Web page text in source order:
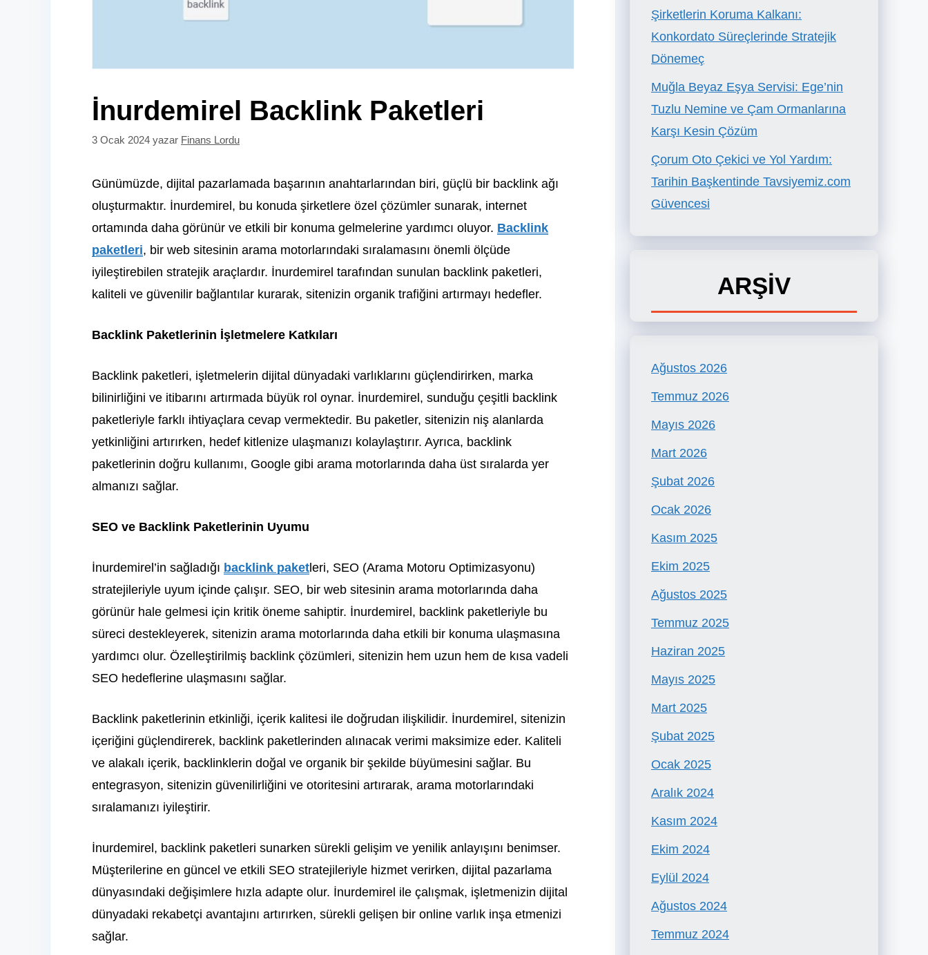
İnurdemirel Backlink Paketleri
3 Ocak 2024 yazar Finans Lordu
Günümüzde, dijital pazarlamada başarının anahtarlarından biri, güçlü bir backlink ağı
oluşturmaktır. İnurdemirel, bu konuda şirketlere özel çözümler sunarak, internet
ortamında daha görünür ve etkili bir konuma gelmelerine yardımcı oluyor. Backlink
paketleri, bir web sitesinin arama motorlarındaki sıralamasını önemli ölçüde
iyileştirebilen stratejik araçlardır. İnurdemirel tarafından sunulan backlink paketleri,
kaliteli ve güvenilir bağlantılar kurarak, sitenizin organik trafiğini artırmayı hedefler.
Backlink Paketlerinin İşletmelere Katkıları
Backlink paketleri, işletmelerin dijital dünyadaki varlıklarını güçlendirirken, marka
bilinirliğini ve itibarını artırmada büyük rol oynar. İnurdemirel, sunduğu çeşitli backlink
paketleriyle farklı ihtiyaçlara cevap vermektedir. Bu paketler, sitenizin niş alanlarda
yetkinliğini artırırken, hedef kitlenize ulaşmanızı kolaylaştırır. Ayrıca, backlink
paketlerinin doğru kullanımı, Google gibi arama motorlarında daha üst sıralarda yer
almanızı sağlar.
SEO ve Backlink Paketlerinin Uyumu
İnurdemirel’in sağladığı backlink paketleri, SEO (Arama Motoru Optimizasyonu)
stratejileriyle uyum içinde çalışır. SEO, bir web sitesinin arama motorlarında daha
görünür hale gelmesi için kritik öneme sahiptir. İnurdemirel, backlink paketleriyle bu
süreci destekleyerek, sitenizin arama motorlarında daha etkili bir konuma ulaşmasına
yardımcı olur. Özelleştirilmiş backlink çözümleri, sitenizin hem uzun hem de kısa vadeli
SEO hedeflerine ulaşmasını sağlar.
Backlink paketlerinin etkinliği, içerik kalitesi ile doğrudan ilişkilidir. İnurdemirel, sitenizin
içeriğini güçlendirerek, backlink paketlerinden alınacak verimi maksimize eder. Kaliteli
ve alakalı içerik, backlinklerin doğal ve organik bir şekilde büyümesini sağlar. Bu
entegrasyon, sitenizin güvenilirliğini ve otoritesini artırarak, arama motorlarındaki
sıralamanızı iyileştirir.
İnurdemirel, backlink paketleri sunarken sürekli gelişim ve yenilik anlayışını benimser.
Müşterilerine en güncel ve etkili SEO stratejileriyle hizmet verirken, dijital pazarlama
dünyasındaki değişimlere hızla adapte olur. İnurdemirel ile çalışmak, işletmenizin dijital
dünyadaki rekabetçi avantajını artırırken, sürekli gelişen bir online varlık inşa etmenizi
sağlar.
Şirketlerin Koruma Kalkanı:
Konkordato Süreçlerinde Stratejik
Dönemeç
Muğla Beyaz Eşya Servisi: Ege’nin
Tuzlu Nemine ve Çam Ormanlarına
Karşı Kesin Çözüm
Çorum Oto Çekici ve Yol Yardım:
Tarihin Başkentinde Tavsiyemiz.com
Güvencesi
ARŞİV
Ağustos 2026
Temmuz 2026
Mayıs 2026
Mart 2026
Şubat 2026
Ocak 2026
Kasım 2025
Ekim 2025
Ağustos 2025
Temmuz 2025
Haziran 2025
Mayıs 2025
Mart 2025
Şubat 2025
Ocak 2025
Aralık 2024
Kasım 2024
Ekim 2024
Eylül 2024
Ağustos 2024
Temmuz 2024